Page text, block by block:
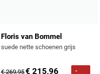
Floris van Bommel
suede nette schoenen grijs
€ 269,95€ 215,96
-